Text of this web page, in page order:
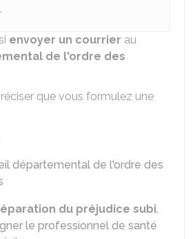
.
envoyer un courrier au
de l'ordre des
que vous formulez une
départemental de l'ordre des
du préjudice subi,
le professionnel de santé